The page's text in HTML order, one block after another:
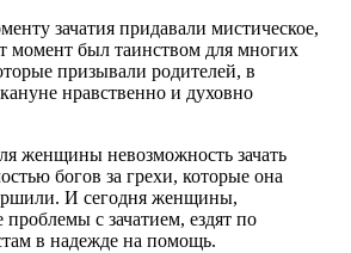
зачатия придавали мистическое,
момент был таинством для многих
призывали родителей, в
нравственно и духовно
женщины невозможность зачать
богов за грехи, которые она
И сегодня женщины,
с зачатием, ездят по
в надежде на помощь.